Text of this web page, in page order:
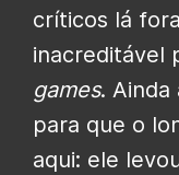
críticos lá
inacreditável
games. Ainda
para que o
aqui: ele